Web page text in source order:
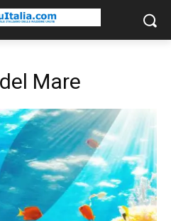
Mare